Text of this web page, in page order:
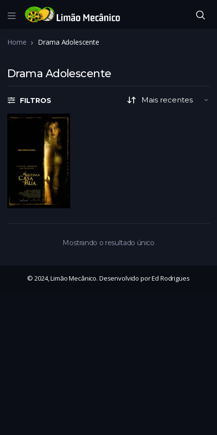
Home Drama Adolescente
Drama Adolescente
FILTROS
Mostrando o resultado único
© 2024, Limão Mecânico. Desenvolvido por Ed Rodrigues